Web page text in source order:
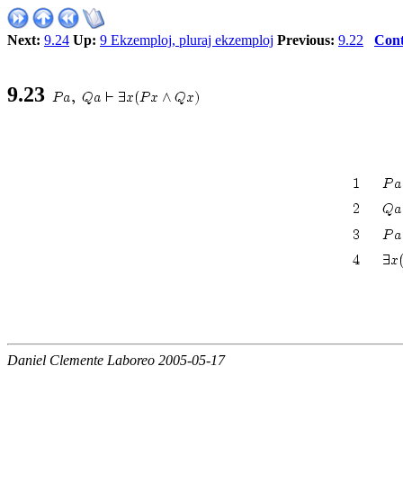
Next: 9.24 Up: 9 Ekzemploj, pluraj ekzemploj Previous: 9.22
9.23
Daniel Clemente Laboreo 2005-05-17